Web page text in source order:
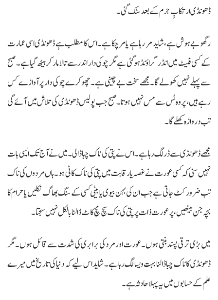
ڈھونڈی ارتکابِ جرم کے بعد سٹک گئی۔
رگھو بے ہوش ہے، شاید مر رہا ہے یا مرچکا ہے۔ اس کا مطلب ہے ڈھونڈی اسی عمارت
کے کسی فلیٹ میں انڈر گراؤنڈ ہوگئی ہے مگر چوکی دار اندر سے تالا مار کر بیٹھ گیا ہے۔ صبح
سے پہلے نہیں کھولے گا۔ مجھے سخت بے چینی ہے۔ چھوکرے چوکی دار پر آوازے کس
رہے ہیں، پر وہ ٹس سے مس نہیں ہوتا۔ صبح جب پولیس ڈھونڈی کی تلاش میں آئے گی
تب دروازہ کھلے گا۔
مجھے ڈھونڈی سےڈر لگ رہا ہے۔ اس نے پتی کی ناک چبا ڈالی۔ میں نے آج تک ایسی بات
نہیں سنی کہ کسی عورت نے غصہ یا رقابت میں پتی کی ناک کاٹی ہو۔ ہاں مردوں کی ناک
تب ضرور کٹ جاتی ہے جب ان کی بہن بیوی یا بیٹی کسی کے سنگ بھاگ نکلیں یا حرام کا
بچہ جن بیٹھیں، پر عورت ذات پر پتی کی ناک سچ مچ کاٹ ڈالنا بالکل نہیں سجتا۔
میں بڑی ترقی پسند بنتی ہوں۔ عورت اور مرد کی برابری کی شدت سے قائل ہوں۔ مگر
ڈھونڈی کا ناک چبا ڈالنا بہت ویسا لگ رہا ہے۔ شاید اس لیے کہ دنیا کی تاریخ میں میرے
علم کے حسابوں میں یہ پہلا حادثہ ہے۔